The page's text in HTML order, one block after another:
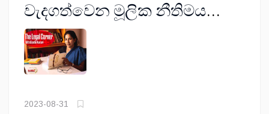
වැදගත්වෙන මූලික නීතිමය
කරුණු
2023-08-31